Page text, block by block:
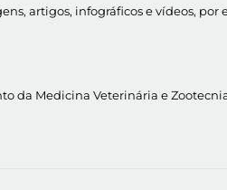
artigos, infográficos e vídeos, por
da Medicina Veterinária e